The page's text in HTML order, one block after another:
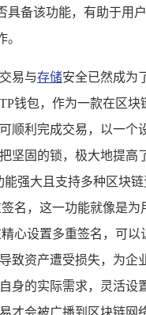
具备该功能，有助于
易与存储安全已然成为
钱包，作为一款在区
顺利完成交易，以一
坚固的锁，极大地提
强大且支持多种区块
名，这一功能就像是
心设置多重签名，可
致资产遭受损失，为
身的实际需求，灵活
才会被广播到区块链